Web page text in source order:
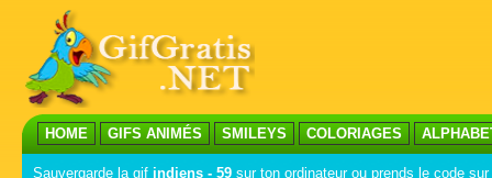
HOME GIFS ANIMÉS SMILEYS COLORIAGES
Sauvergarde la gif indiens - 59 sur ton ordinateur ou prends le code